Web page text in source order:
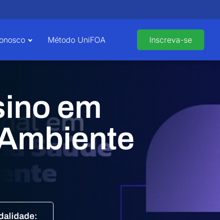
Método UniFOA Inscreva-se
em